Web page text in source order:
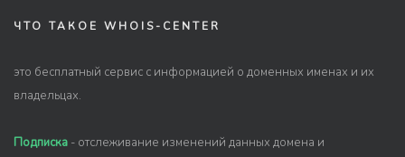
ЧТО ТАКОЕ WHOIS-CENTER
это бесплатный сервис с информацией о доменных именах и их
владельцах.
Подписка - отслеживание изменений данных домена и